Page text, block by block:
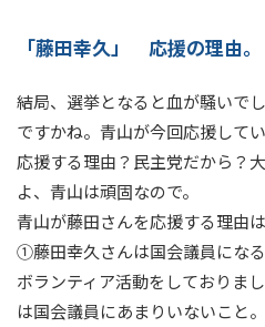
「藤田幸久」 応援の理由。
結局、選挙となると血が騒いで
ですかね。青山が今回応援して
応援する理由？民主党だから？
よ、青山は頑固なので。
青山が藤田さんを応援する理由
①藤田幸久さんは国会議員にな
ボランティア活動をしておりま
は国会議員にあまりいないこと。